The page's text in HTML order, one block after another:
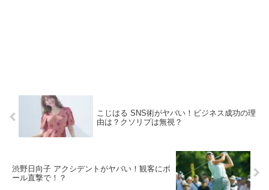
こじはる SNS術がヤバい！ビジネス成功の理
由は？クソリプは無視？
渋野日向子 アクシデントがヤバい！観客にボ
ール直撃で！？